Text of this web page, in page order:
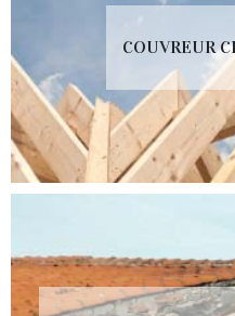
COUVREUR